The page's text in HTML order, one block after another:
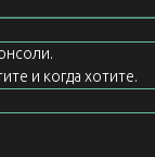
и когда хотите.